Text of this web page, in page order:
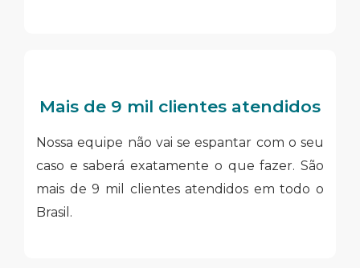
Mais de 9 mil clientes atendidos
Nossa equipe não vai se espantar com o seu
caso e saberá exatamente o que fazer. São
mais de 9 mil clientes atendidos em todo o
Brasil.